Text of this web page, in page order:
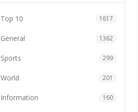
Top 10 1617
General 1362
Sports 299
World 201
Information 160